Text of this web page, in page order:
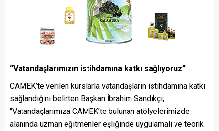
“Vatandaşlarımızın istihdamına katkı sağlıyoruz”
CAMEK’te verilen kurslarla vatandaşların istihdamına katkı
sağlandığını belirten Başkan İbrahim Sandıkçı,
“Vatandaşlarımıza CAMEK’te bulunan atölyelerimizde
alanında uzman eğitmenler eşliğinde uygulamalı ve teorik